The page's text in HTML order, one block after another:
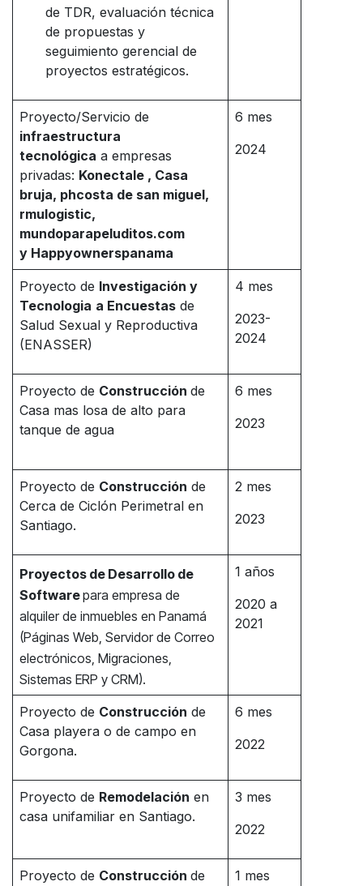
de TDR, evaluación técnica
de propuestas y
seguimiento gerencial de
proyectos estratégicos.
Proyecto/Servicio de
infraestructura
tecnológica a empresas
privadas: Konectale , Casa
bruja, phcosta de san miguel,
rmulogistic,
mundoparapeluditos.com
y Happyownerspanama
6 mes
2024
Proyecto de Investigación y
Tecnologia a Encuestas de
Salud Sexual y Reproductiva
(ENASSER)
4 mes
2023-
2024
Proyecto de Construcción de
Casa mas losa de alto para
tanque de agua
6 mes
2023
Proyecto de Construcción de
Cerca de Ciclón Perimetral en
Santiago.
2 mes
2023
Proyectos de Desarrollo de
Softwarepara empresa de
alquiler de inmuebles en Panamá
(Páginas Web, Servidor de Correo
electrónicos, Migraciones,
Sistemas ERP y CRM).
1 años
2020 a
2021
Proyecto de Construcción de
Casa playera o de campo en
Gorgona.
6 mes
2022
Proyecto de Remodelación en
casa unifamiliar en Santiago.
3 mes
2022
Proyecto de Construcción de
1 mes